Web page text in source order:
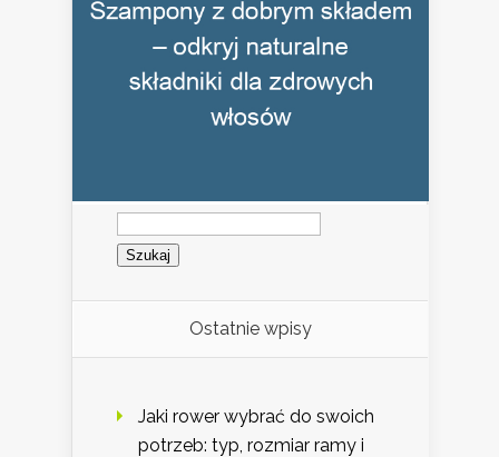
Szukaj:
Ostatnie wpisy
Jaki rower wybrać do swoich
potrzeb: typ, rozmiar ramy i